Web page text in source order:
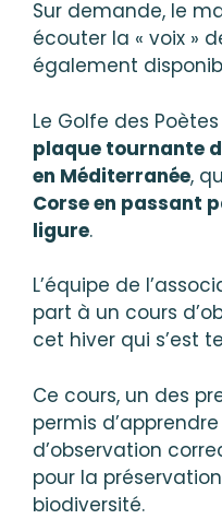
Sur demande, le
écouter la « voix »
également
Le Golfe des
plaque tournante
en Méditerranée,
Corse en passant
ligure.
L’équipe de
part à un cours
cet hiver qui s’est
Ce cours, un des
permis
d’observation
pour la
biodiversité.